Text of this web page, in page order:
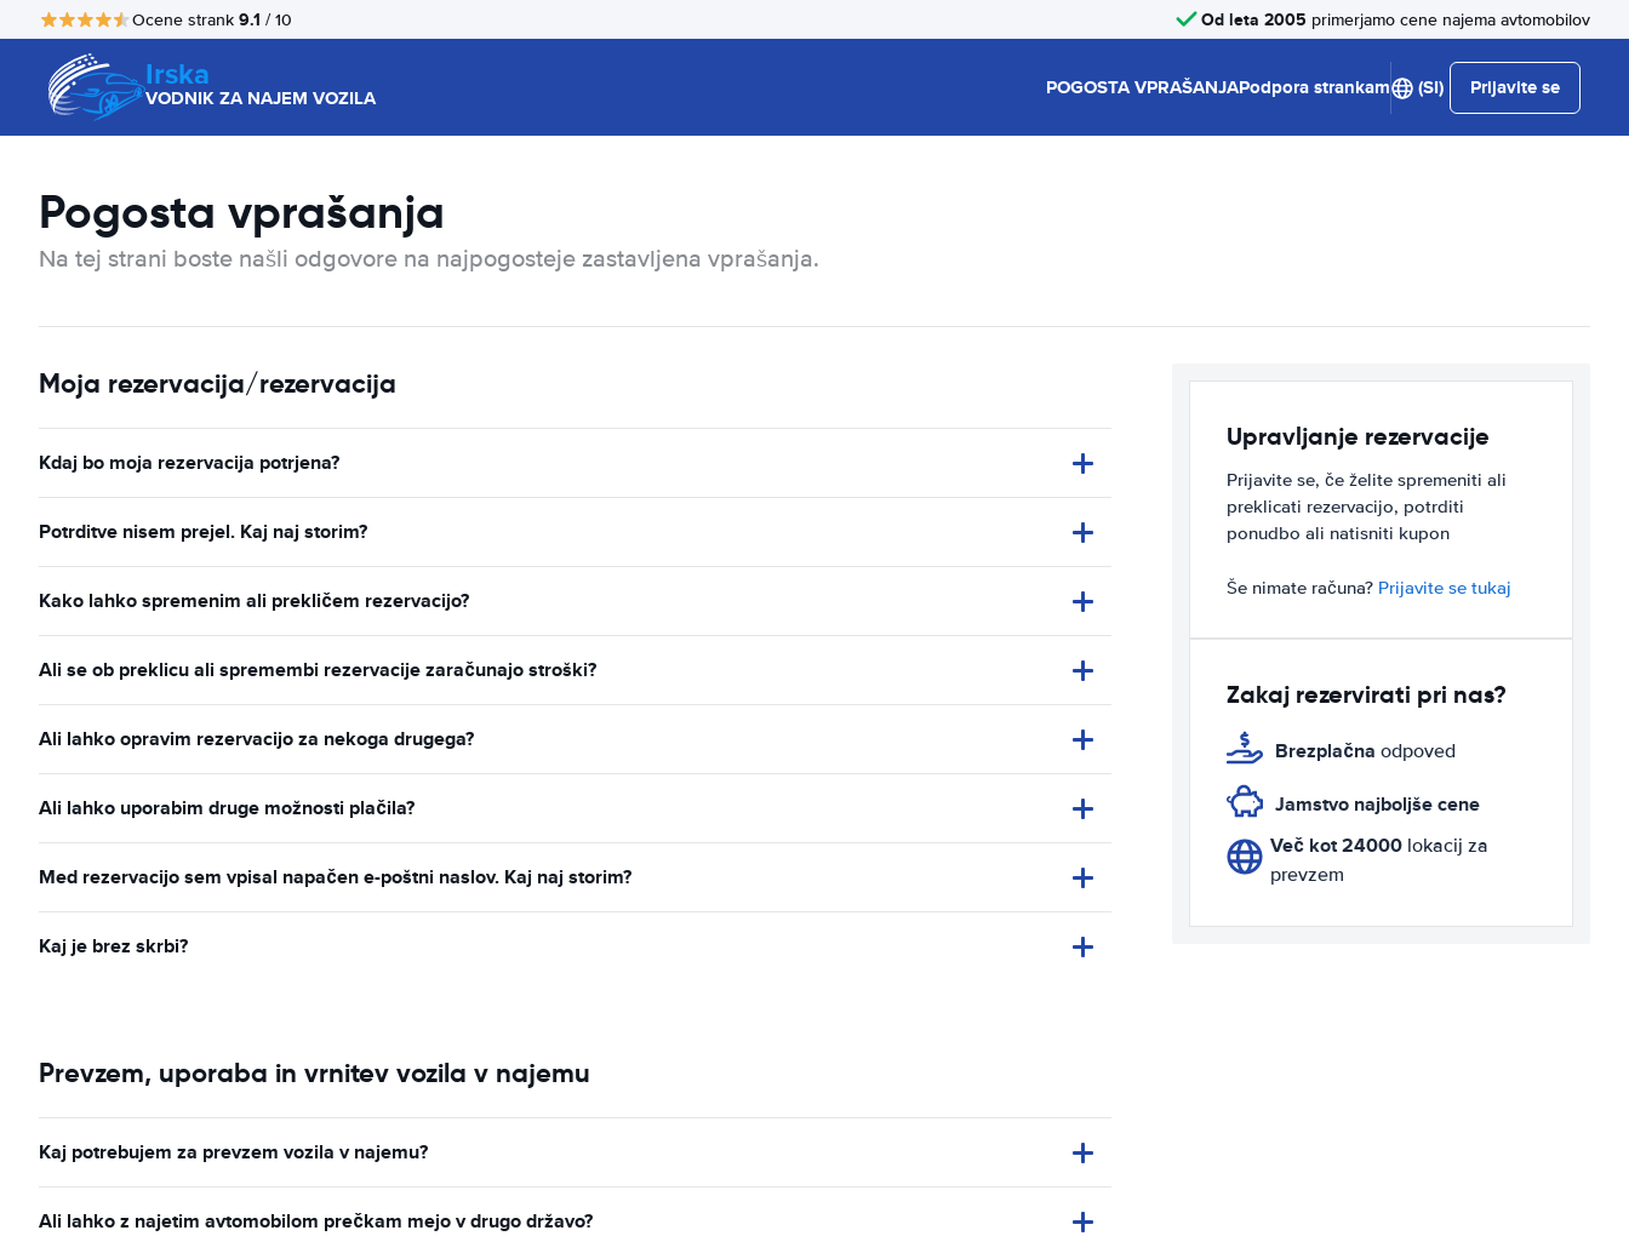
Ocene strank 9.1 / 10 Od leta 2005 primerjamo cene najema avtomobilov
Irska
VODNIK ZA NAJEM VOZILA POGOSTA VPRAŠANJAPodpora strankam (SI) Prijavite se
Pogosta vprašanja
Na tej strani boste našli odgovore na najpogosteje zastavljena vprašanja.
Moja rezervacija/rezervacija
Kdaj bo moja rezervacija potrjena?
Potrditve nisem prejel. Kaj naj storim?
Kako lahko spremenim ali prekličem rezervacijo?
Ali se ob preklicu ali spremembi rezervacije zaračunajo stroški?
Ali lahko opravim rezervacijo za nekoga drugega?
Ali lahko uporabim druge možnosti plačila?
Med rezervacijo sem vpisal napačen e-poštni naslov. Kaj naj storim?
Kaj je brez skrbi?
Prevzem, uporaba in vrnitev vozila v najemu
Kaj potrebujem za prevzem vozila v najemu?
Ali lahko z najetim avtomobilom prečkam mejo v drugo državo?
Upravljanje rezervacije
Prijavite se, če želite spremeniti ali
preklicati rezervacijo, potrditi
ponudbo ali natisniti kupon
Še nimate računa? Prijavite se tukaj
Zakaj rezervirati pri nas?
Brezplačna odpoved
Jamstvo najboljše cene
Več kot 24000lokacij za
prevzem